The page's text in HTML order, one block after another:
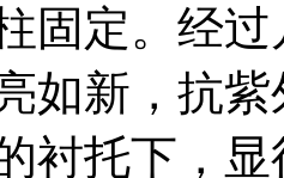
固定。经
如新，抗
衬托下，